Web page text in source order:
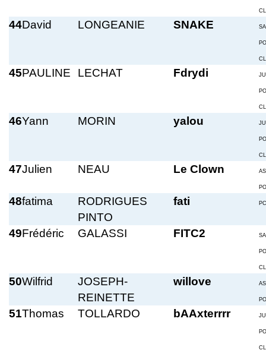
44David LONGEANIE SNAKE
45PAULINE LECHAT Fdrydi
46Yann MORIN yalou
47Julien NEAU Le Clown
48fatima
RODRIGUES
PINTO
fati
49Frédéric GALASSI FITC2
50Wilfrid
JOSEPH-
REINETTE
willove
51Thomas TOLLARDO bAAxterrrr